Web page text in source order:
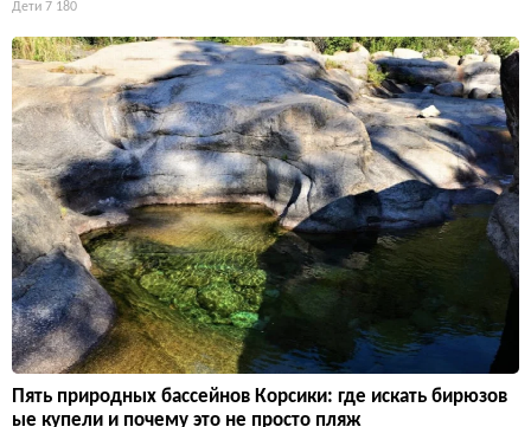
Дети 7 180
Пять природных бассейнов Корсики: где искать бирюзов
ые купели и почему это не просто пляж